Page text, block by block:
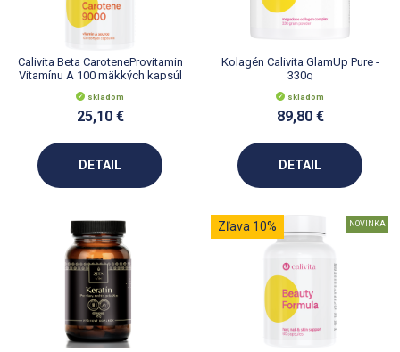
Calivita Beta CaroteneProvitamin
Vitamínu A 100 mäkkých kapsúl
skladom
25,10 €
DETAIL
Kolagén Calivita GlamUp Pure -
330g
skladom
89,80 €
DETAIL
Zľava 10% NOVINKA